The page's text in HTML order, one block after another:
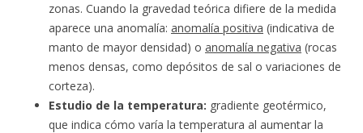
zonas. Cuando la gravedad teórica difiere de la medida
aparece una anomalía: anomalía positiva (indicativa de
manto de mayor densidad) o anomalía negativa (rocas
menos densas, como depósitos de sal o variaciones de
corteza).
Estudio de la temperatura: gradiente geotérmico,
que indica cómo varía la temperatura al aumentar la